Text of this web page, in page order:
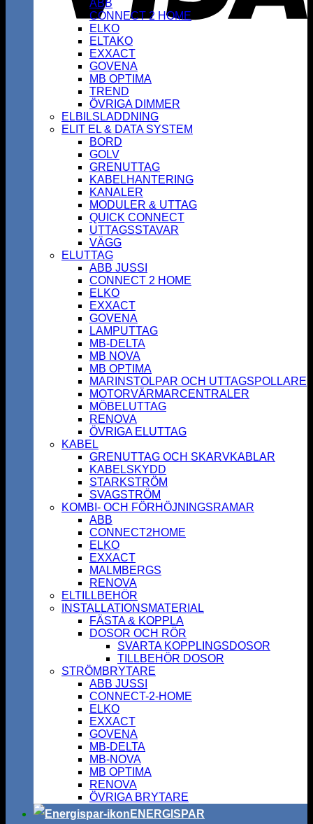
ABB
CONNECT 2 HOME
ELKO
ELTAKO
EXXACT
GOVENA
MB OPTIMA
TREND
ÖVRIGA DIMMER
ELBILSLADDNING
ELIT EL & DATA SYSTEM
BORD
GOLV
GRENUTTAG
KABELHANTERING
KANALER
MODULER & UTTAG
QUICK CONNECT
UTTAGSSTAVAR
VÄGG
ELUTTAG
ABB JUSSI
CONNECT 2 HOME
ELKO
EXXACT
GOVENA
LAMPUTTAG
MB-DELTA
MB NOVA
MB OPTIMA
MARINSTOLPAR OCH UTTAGSPOLLARE
MOTORVÄRMARCENTRALER
MÖBELUTTAG
RENOVA
ÖVRIGA ELUTTAG
KABEL
GRENUTTAG OCH SKARVKABLAR
KABELSKYDD
STARKSTRÖM
SVAGSTRÖM
KOMBI- OCH FÖRHÖJNINGSRAMAR
ABB
CONNECT2HOME
ELKO
EXXACT
MALMBERGS
RENOVA
ELTILLBEHÖR
INSTALLATIONSMATERIAL
FÄSTA & KOPPLA
DOSOR OCH RÖR
SVARTA KOPPLINGSDOSOR
TILLBEHÖR DOSOR
STRÖMBRYTARE
ABB JUSSI
CONNECT-2-HOME
ELKO
EXXACT
GOVENA
MB-DELTA
MB-NOVA
MB OPTIMA
RENOVA
ÖVRIGA BRYTARE
ENERGISPAR